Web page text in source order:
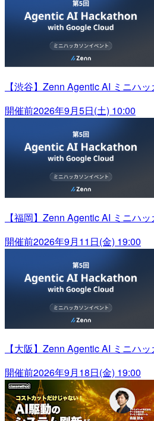
【渋谷】Zenn Agentic AI ミニハ
開催前2026年9月5日(土) 10:00
【福岡】Zenn Agentic AI ミニハ
開催前2026年9月11日(金) 19:00
【大阪】Zenn Agentic AI ミニハ
開催前2026年9月18日(金) 19:00